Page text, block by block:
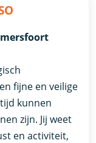
fijne en veilige
kunnen
zijn. Jij weet
en activiteit,